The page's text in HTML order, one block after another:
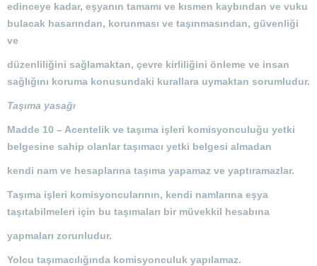
edinceye kadar, eşyanın tamamı ve kısmen kaybından ve vuku
bulacak hasarından, korunması ve taşınmasından, güvenliği
ve
düzenliliğini sağlamaktan, çevre kirliliğini önleme ve insan
sağlığını koruma konusundaki kurallara uymaktan sorumludur.
Taşıma yasağı
Madde 10 – Acentelik ve taşıma işleri komisyonculuğu yetki
belgesine sahip olanlar taşımacı yetki belgesi almadan
kendi nam ve hesaplarına taşıma yapamaz ve yaptıramazlar.
Taşıma işleri komisyoncularının, kendi namlarına eşya
taşıtabilmeleri için bu taşımaları bir müvekkil hesabına
yapmaları zorunludur.
Yolcu taşımacılığında komisyonculuk yapılamaz.